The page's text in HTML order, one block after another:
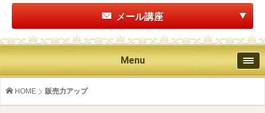
メール講座
Menu
HOME 販売力アップ